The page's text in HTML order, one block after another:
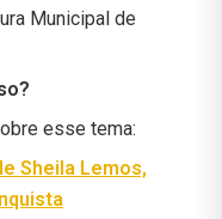
Municipal de
esse tema:
Sheila Lemos,